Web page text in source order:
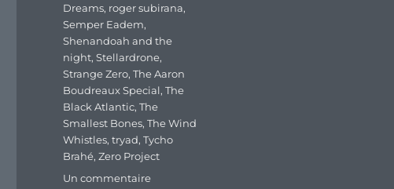
Dreams, roger subirana,
Semper Eadem,
Shenandoah and the
night,Stellardrone,
Strange Zero,The Aaron
Boudreaux Special,The
Black Atlantic,The
Smallest Bones,The Wind
Whistles,tryad,Tycho
Brahé,Zero Project
Un commentairesur